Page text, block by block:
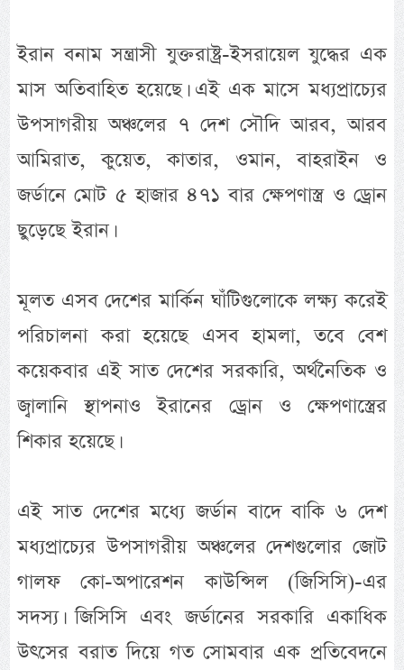
ইরান বনাম সন্ত্রাসী যুক্তরাষ্ট্র-ইসরায়েল যুদ্ধের এক
মাস অতিবাহিত হয়েছে। এই এক মাসে মধ্যপ্রাচ্যের
উপসাগরীয় অঞ্চলের ৭ দেশ সৌদি আরব, আরব
আমিরাত, কুয়েত, কাতার, ওমান, বাহরাইন ও
জর্ডানে মোট ৫ হাজার ৪৭১ বার ক্ষেপণাস্ত্র ও ড্রোন
ছুড়েছে ইরান।
মূলত এসব দেশের মার্কিন ঘাঁটিগুলোকে লক্ষ্য করেই
পরিচালনা করা হয়েছে এসব হামলা, তবে বেশ
কয়েকবার এই সাত দেশের সরকারি, অর্থনৈতিক ও
জ্বালানি স্থাপনাও ইরানের ড্রোন ও ক্ষেপণাস্ত্রের
শিকার হয়েছে।
এই সাত দেশের মধ্যে জর্ডান বাদে বাকি ৬ দেশ
মধ্যপ্রাচ্যের উপসাগরীয় অঞ্চলের দেশগুলোর জোট
গালফ কো-অপারেশন কাউন্সিল (জিসিসি)-এর
সদস্য। জিসিসি এবং জর্ডানের সরকারি একাধিক
উৎসের বরাত দিয়ে গত সোমবার এক প্রতিবেদনে